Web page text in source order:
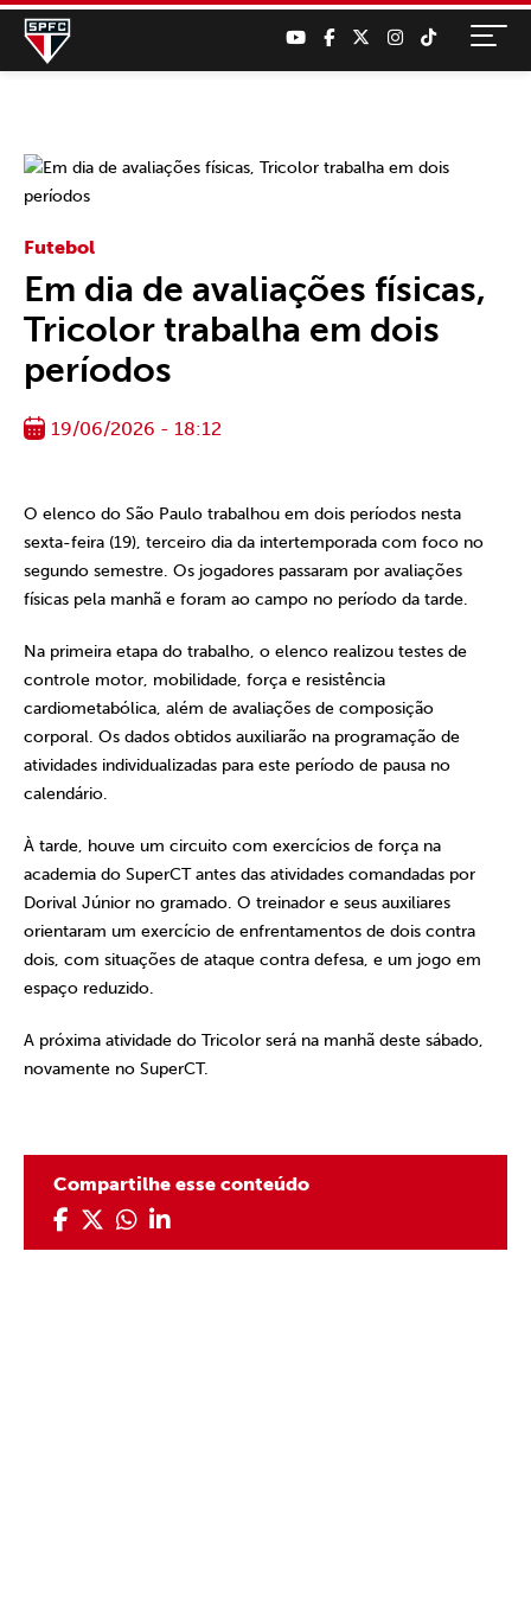
Futebol
Em dia de avaliações físicas,
Tricolor trabalha em dois
períodos
19/06/2026 - 18:12
O elenco do São Paulo trabalhou em dois períodos nesta
sexta-feira (19), terceiro dia da intertemporada com foco no
segundo semestre. Os jogadores passaram por avaliações
físicas pela manhã e foram ao campo no período da tarde.
Na primeira etapa do trabalho, o elenco realizou testes de
controle motor, mobilidade, força e resistência
cardiometabólica, além de avaliações de composição
corporal. Os dados obtidos auxiliarão na programação de
atividades individualizadas para este período de pausa no
calendário.
À tarde, houve um circuito com exercícios de força na
academia do SuperCT antes das atividades comandadas por
Dorival Júnior no gramado. O treinador e seus auxiliares
orientaram um exercício de enfrentamentos de dois contra
dois, com situações de ataque contra defesa, e um jogo em
espaço reduzido.
A próxima atividade do Tricolor será na manhã deste sábado,
novamente no SuperCT.
Compartilhe esse conteúdo